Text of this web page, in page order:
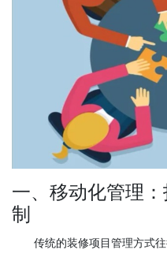
一、移动化管理
制
传统的装修项目管理方式